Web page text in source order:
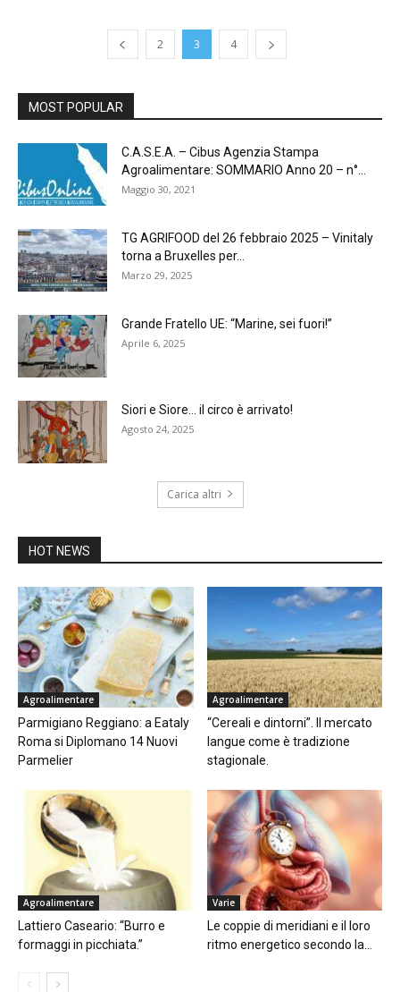
2 3 4
MOST POPULAR
C.A.S.E.A. – Cibus Agenzia Stampa
Agroalimentare: SOMMARIO Anno 20 – n°...
Maggio 30, 2021
TG AGRIFOOD del 26 febbraio 2025 – Vinitaly
torna a Bruxelles per...
Marzo 29, 2025
Grande Fratello UE: “Marine, sei fuori!”
Aprile 6, 2025
Siori e Siore… il circo è arrivato!
Agosto 24, 2025
Carica altri
HOT NEWS
Agroalimentare
Parmigiano Reggiano: a Eataly
Roma si Diplomano 14 Nuovi
Parmelier
Agroalimentare
“Cereali e dintorni”. Il mercato
langue come è tradizione
stagionale.
Agroalimentare
Lattiero Caseario: “Burro e
formaggi in picchiata.”
Varie
Le coppie di meridiani e il loro
ritmo energetico secondo la...